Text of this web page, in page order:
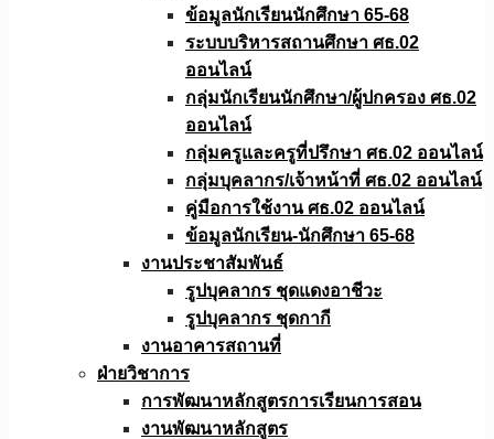
ข้อมูลนักเรียนนักศึกษา 65-68
ระบบบริหารสถานศึกษา ศธ.02
ออนไลน์
กลุ่มนักเรียนนักศึกษา/ผู้ปกครอง ศธ.02
ออนไลน์
กลุ่มครูและครูที่ปรึกษา ศธ.02 ออนไลน์
กลุ่มบุคลากร/เจ้าหน้าที่ ศธ.02 ออนไลน์
คู่มือการใช้งาน ศธ.02 ออนไลน์
ข้อมูลนักเรียน-นักศึกษา 65-68
งานประชาสัมพันธ์
รูปบุคลากร ชุดแดงอาชีวะ
รูปบุคลากร ชุดกากี
งานอาคารสถานที่
ฝ่ายวิชาการ
การพัฒนาหลักสูตรการเรียนการสอน
งานพัฒนาหลักสูตร